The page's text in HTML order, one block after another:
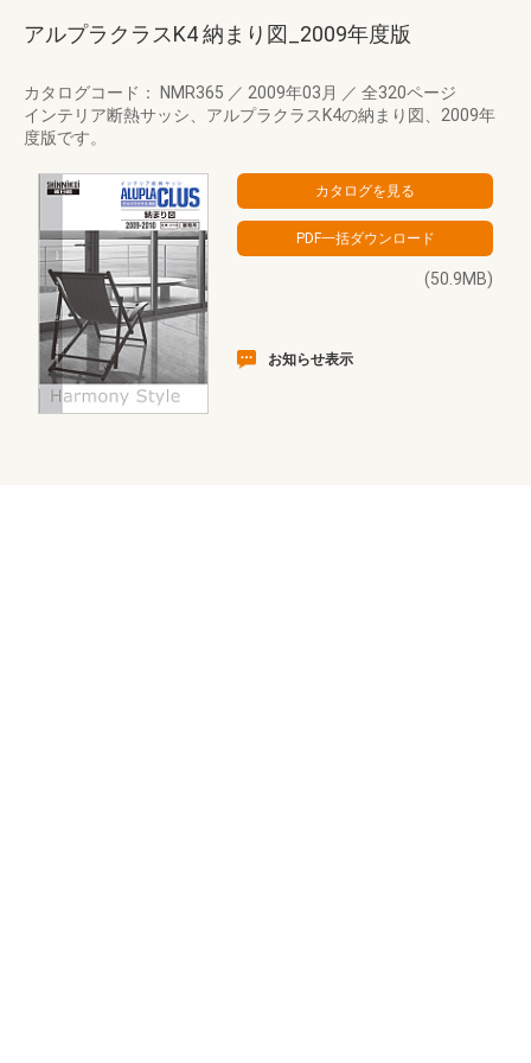
アルプラクラスK4 納まり図_2009年度版
カタログコード： NMR365 ／ 2009年03月 ／ 全320ページ
インテリア断熱サッシ、アルプラクラスK4の納まり図、2009年
度版です。
(50.9MB)
お知らせ表示